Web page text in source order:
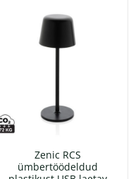
Zenic RCS
ümbertöödeldud